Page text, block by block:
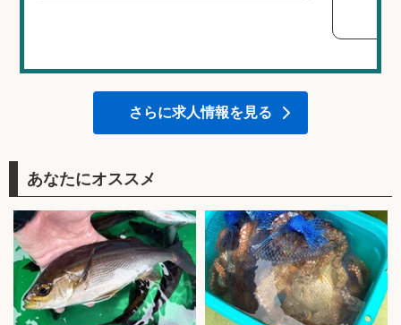
さらに求人情報を見る
あなたにオススメ